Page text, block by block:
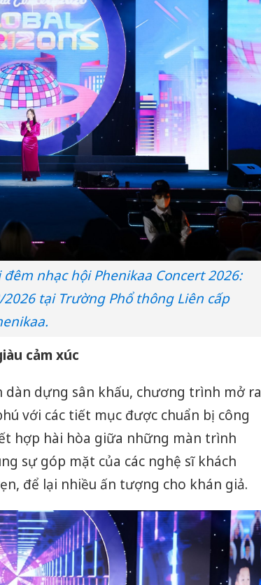
nhạc hội Phenikaa Concert 2026:
tại Trường Phổ thông Liên cấp
cảm xúc
dựng sân khấu, chương trình mở ra
với các tiết mục được chuẩn bị công
hợp hài hòa giữa những màn trình
sự góp mặt của các nghệ sĩ khách
để lại nhiều ấn tượng cho khán giả.